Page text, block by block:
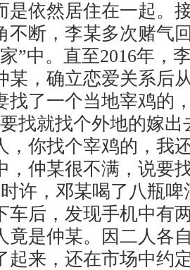
是依然居住在一起。
不断，李某多次赌气
”中。直至2016年，
某，确立恋爱关系后
找了一个当地宰鸡的
找就找个外地的嫁
，你找个宰鸡的，我
，仲某很不满，说要
，邓某喝了八瓶啤
车后，发现手机中有
竟是仲某。因二人各
起来，还在市场中约